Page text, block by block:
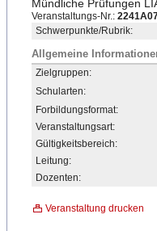
Mündliche Prüfungen
Veranstaltungs-Nr.:
Schwerpunkte/Rubrik:
Allgemeine
Zielgruppen:
Schularten:
Forbildungsformat:
Veranstaltungsart:
Gültigkeitsbereich:
Leitung:
Dozenten:
Veranstaltung drucken